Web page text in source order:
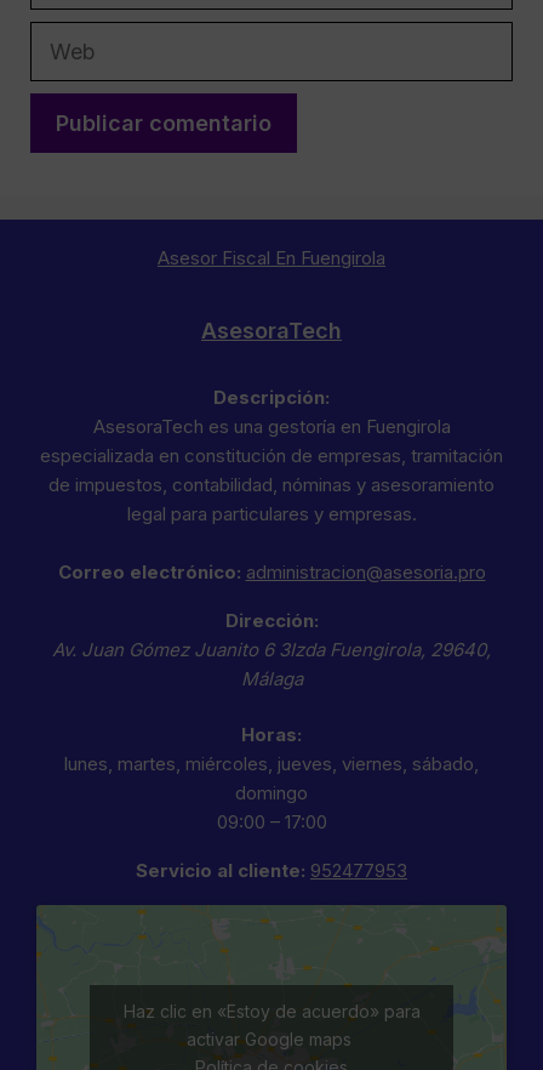
Web
Asesor Fiscal En Fuengirola
AsesoraTech
Descripción:
AsesoraTech es una gestoría en Fuengirola
especializada en constitución de empresas, tramitación
de impuestos, contabilidad, nóminas y asesoramiento
legal para particulares y empresas.
Correo electrónico: administracion@asesoria.pro
Dirección:
Av. Juan Gómez Juanito 6 3Izda Fuengirola, 29640,
Málaga
Horas:
lunes, martes, miércoles, jueves, viernes, sábado,
domingo
09:00 – 17:00
Servicio al cliente: 952477953
Haz clic en «Estoy de acuerdo» para
activar Google maps